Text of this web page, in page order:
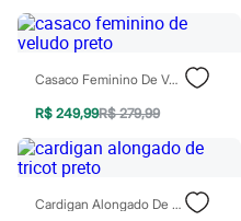
Shorts e Bermudas
Todos os produtos
Em alta
Arrumadinho para os meninos
Romântico para as meninas
Inverno
Novidades
Roupas menina
0 a 24 meses
Casaco Feminino De Veludo Preto
R$ 249,99R$ 279,99
Cardigan Alongado De Tricot Preto